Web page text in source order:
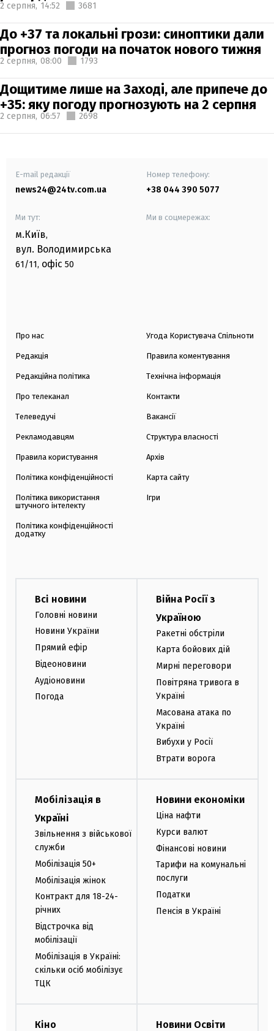
2 серпня, 14:52 3681
До +37 та локальні грози: синоптики дали
прогноз погоди на початок нового тижня
2 серпня, 08:00 1793
Дощитиме лише на Заході, але припече до
+35: яку погоду прогнозують на 2 серпня
2 серпня, 06:57 2698
E-mail редакції
news24@24tv.com.ua
Номер телефону:
+38 044 390 5077
Ми тут:
м.Київ,
вул. Володимирська
61/11, офіс 50
Ми в соцмережах:
Про нас
Редакція
Редакційна політика
Про телеканал
Телеведучі
Рекламодавцям
Правила користування
Політика конфіденційності
Політика використання
штучного інтелекту
Політика конфіденційності
додатку
Угода Користувача Спільноти
Правила коментування
Технічна інформація
Контакти
Вакансії
Структура власності
Архів
Карта сайту
Ігри
Всі новини
Головні новини
Новини України
Прямий ефір
Відеоновини
Аудіоновини
Погода
Війна Росії з
Україною
Ракетні обстріли
Карта бойових дій
Мирні переговори
Повітряна тривога в
Україні
Масована атака по
Україні
Вибухи у Росії
Втрати ворога
Мобілізація в
Україні
Звільнення з військової
служби
Мобілізація 50+
Мобілізація жінок
Контракт для 18-24-
річних
Відстрочка від
мобілізації
Мобілізація в Україні:
скільки осіб мобілізує
ТЦК
Новини економіки
Ціна нафти
Курси валют
Фінансові новини
Тарифи на комунальні
послуги
Податки
Пенсія в Україні
Кіно Новини Освіти